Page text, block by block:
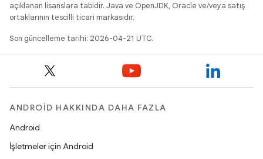
açıklanan lisanslara tabidir. Java ve OpenJDK, Oracle ve/veya satış
ortaklarının tescilli ticari markasıdır.
Son güncelleme tarihi: 2026-04-21 UTC.
ANDROID HAKKINDA DAHA FAZLA
Android
İşletmeler için Android